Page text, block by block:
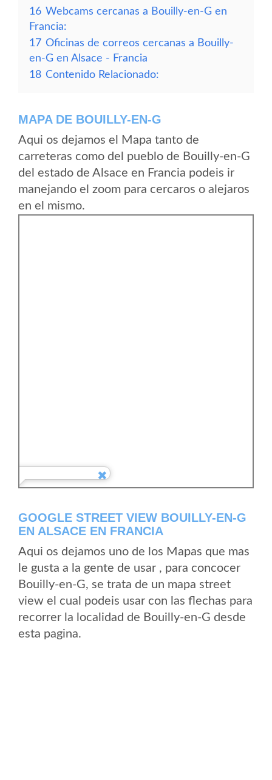
16 Webcams cercanas a Bouilly-en-G en
Francia:
17 Oficinas de correos cercanas a Bouilly-
en-G en Alsace - Francia
18 Contenido Relacionado:
MAPA DE BOUILLY-EN-G
Aqui os dejamos el Mapa tanto de
carreteras como del pueblo de Bouilly-en-G
del estado de Alsace en Francia podeis ir
manejando el zoom para cercaros o alejaros
en el mismo.
GOOGLE STREET VIEW BOUILLY-EN-G
EN ALSACE EN FRANCIA
Aqui os dejamos uno de los Mapas que mas
le gusta a la gente de usar , para concocer
Bouilly-en-G, se trata de un mapa street
view el cual podeis usar con las flechas para
recorrer la localidad de Bouilly-en-G desde
esta pagina.